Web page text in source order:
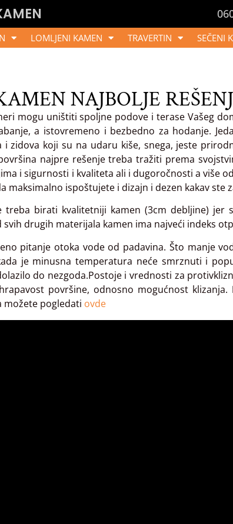
LOMLJENI KAMEN TRAVERTIN SEČENI
NAJBOLJE
mogu uništiti spoljne podove i terase Vašeg
a istovremeno i bezbedno za hodanje.
i zidova koji su na udaru kiše, snega, jeste
najpre rešenje treba tražiti prema
i sigurnosti i kvaliteta ali i dugoročnosti a više
maksimalno ispoštujete i dizajn i dezen kakav ste
birati kvalitetniji kamen (3cm debljine) jer
svih drugih materijala kamen ima najveći indeks
pitanje otoka vode od padavina. Što manje
je minusna temperatura neće smrznuti i
do nezgoda.Postoje i vrednosti za
površine, odnosno mogućnost klizanja.
možete pogledati ovde